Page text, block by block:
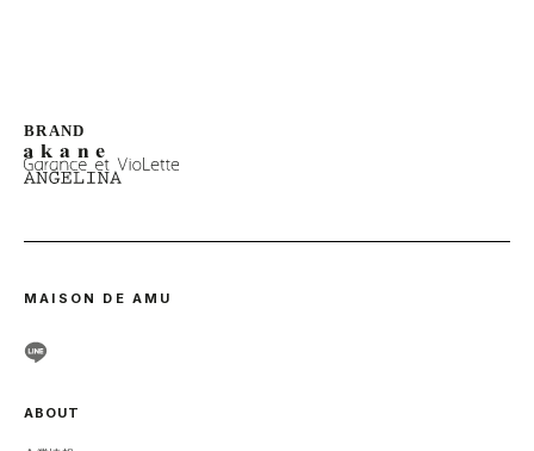
MAISON DE AMU
ABOUT